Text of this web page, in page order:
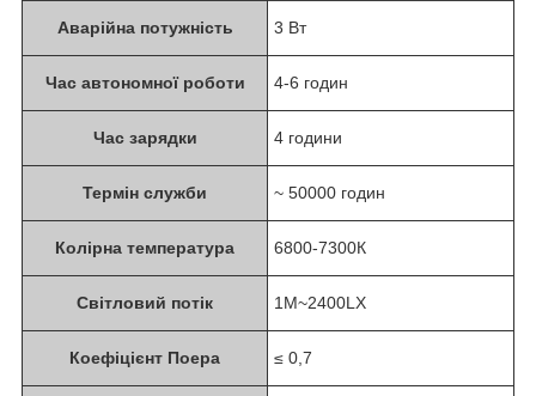
Аварійна потужність 3 Вт
Час автономної роботи 4-6 годин
Час зарядки 4 години
Термін служби ~ 50000 годин
Колірна температура 6800-7300К
Світловий потік 1M~2400LX
Коефіцієнт Поера ≤ 0,7